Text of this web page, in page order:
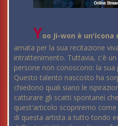
Yoo Ji-won è
amata per la sua recitazione
intrattenimento. Tuttavia, c'è
persone non conoscono: la
Questo talento nascosto ha
chiedono quali siano le
catturare gli scatti spontanei
quest'articolo scopriremo
di questa artista a tutto tondo